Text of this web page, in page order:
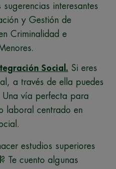
interesantes
y Gestión de
Criminalidad e
Social. Si eres
a través de ella puedes
Una vía perfecta para
laboral centrado en
estudios superiores
? Te cuento algunas